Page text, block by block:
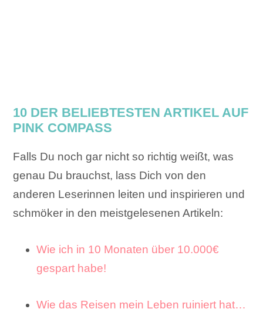
10 DER BELIEBTESTEN ARTIKEL AUF
PINK COMPASS
Falls Du noch gar nicht so richtig weißt, was
genau Du brauchst, lass Dich von den
anderen Leserinnen leiten und inspirieren und
schmöker in den meistgelesenen Artikeln:
Wie ich in 10 Monaten über 10.000€
gespart habe!
Wie das Reisen mein Leben ruiniert hat…